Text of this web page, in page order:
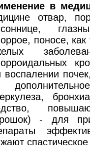
в
отвар,
поносе,
воспалении
- для